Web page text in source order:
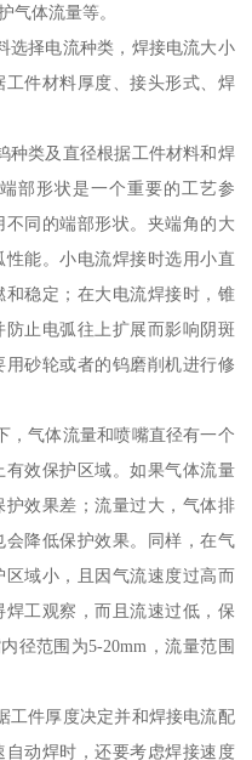
气体流量等。
选择电流种类，焊接电流大小
件材料厚度、接头形式、焊
种类及直径根据工件材料和焊
部形状是一个重要的工艺参
同的端部形状。夹端角的大
能。小电流焊接时选用小直
稳定；在大电流焊接时，锥
止电弧往上扩展而影响阴斑
砂轮或者的钨磨削机进行修
，气体流量和喷嘴直径有一个
效保护区域。如果气体流量
效果差；流量过大，气体排
降低保护效果。同样，在气
域小，且因气流速度过高而
工观察，而且流速过低，保
径范围为5-20mm，流量范围
工件厚度决定并和焊接电流配
动焊时，还要考虑焊接速度